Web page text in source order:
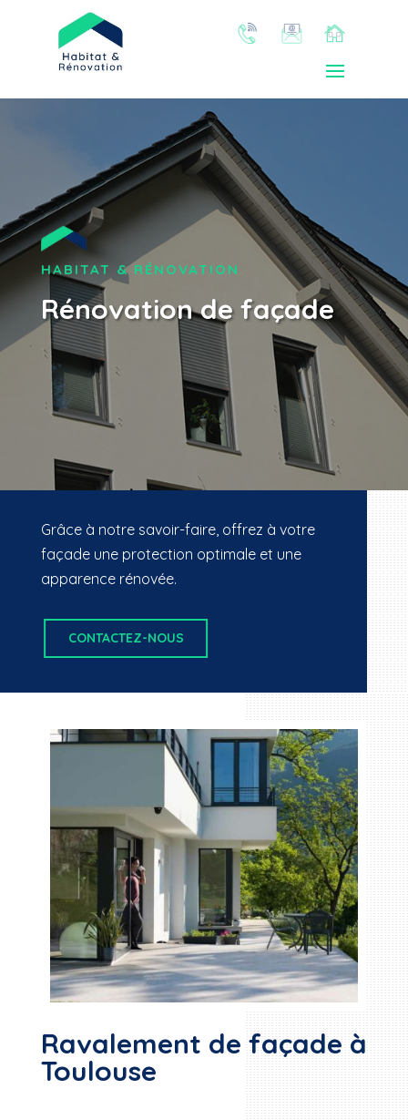
HABITAT & RÉNOVATION
Rénovation de façade
Grâce à notre savoir-faire, offrez à votre
façade une protection optimale et une
apparence rénovée.
CONTACTEZ-NOUS
Ravalement de façade à
Toulouse